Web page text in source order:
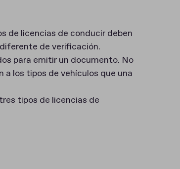
de licencias de conducir deben
de verificación.
para emitir un documento. No
los tipos de vehículos que una
tipos de licencias de